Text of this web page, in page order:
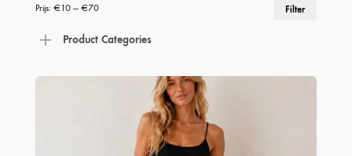
Filter
Prijs: €10— €70
Product Categories